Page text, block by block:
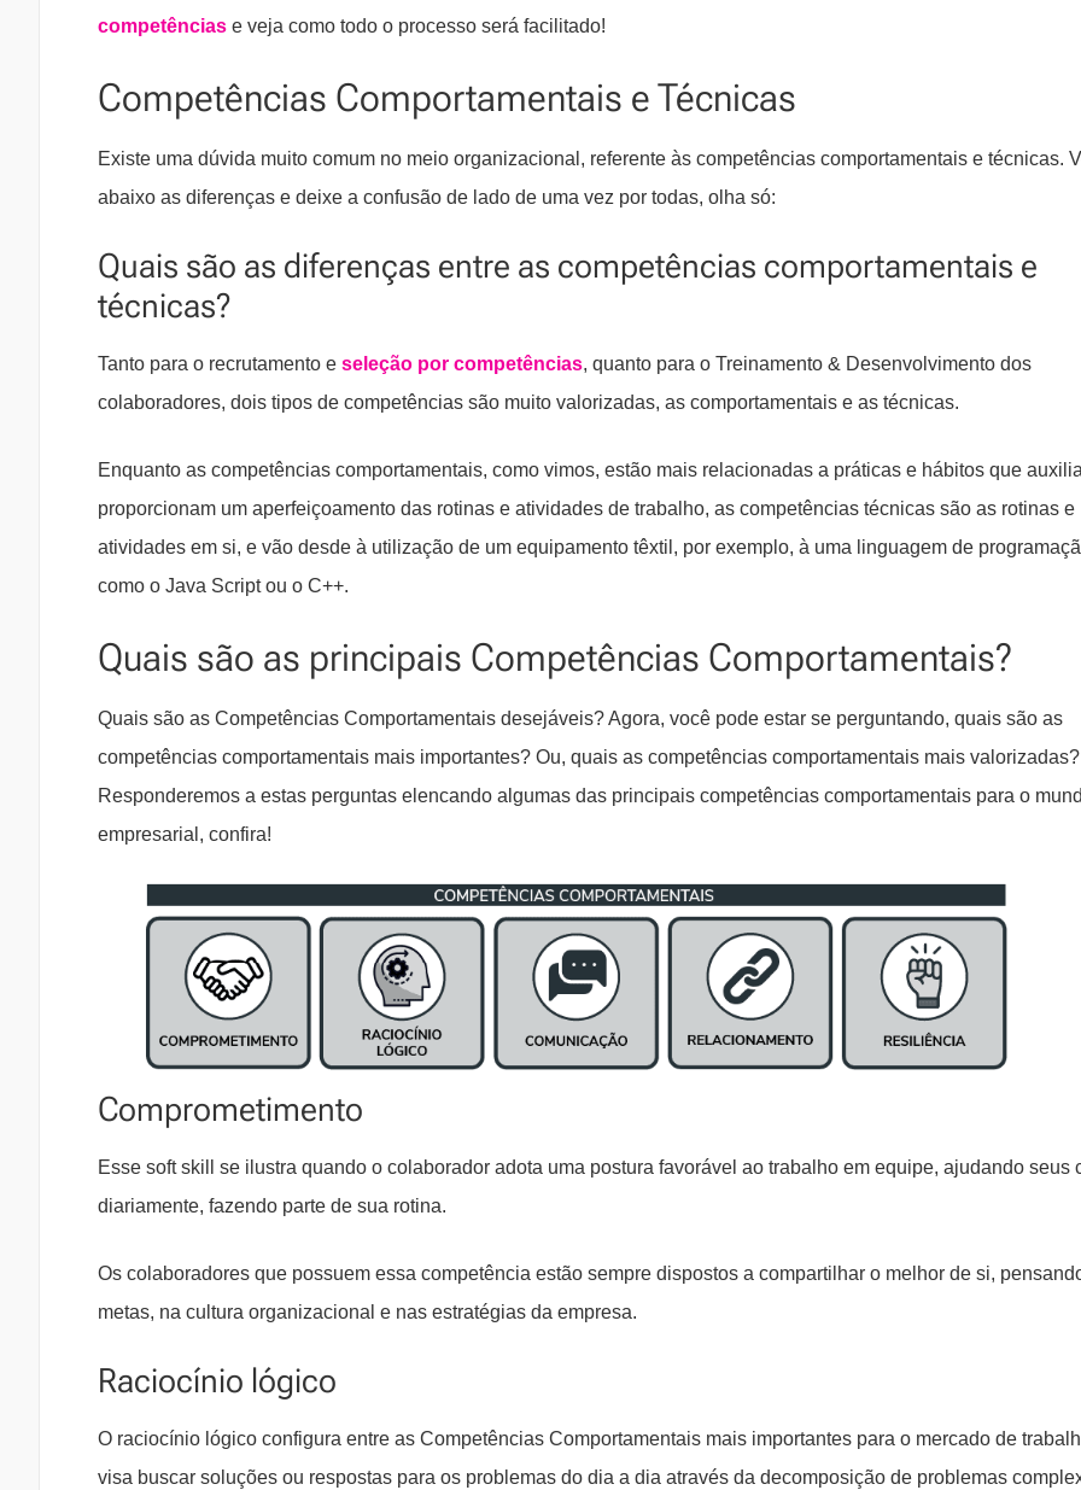
competências e veja como todo o processo será facilitado!
Competências Comportamentais e Técnicas
Existe uma dúvida muito comum no meio organizacional, referente às competências comportamentais e técnicas.
abaixo as diferenças e deixe a confusão de lado de uma vez por todas, olha só:
Quais são as diferenças entre as competências comportamentais e
técnicas?
Tanto para o recrutamento e seleção por competências, quanto para o Treinamento & Desenvolvimento dos
colaboradores, dois tipos de competências são muito valorizadas, as comportamentais e as técnicas.
Enquanto as competências comportamentais, como vimos, estão mais relacionadas a práticas e hábitos que
proporcionam um aperfeiçoamento das rotinas e atividades de trabalho, as competências técnicas são as rotinas e
atividades em si, e vão desde à utilização de um equipamento têxtil, por exemplo, à uma linguagem de
como o Java Script ou o C++.
Quais são as principais Competências Comportamentais?
Quais são as Competências Comportamentais desejáveis? Agora, você pode estar se perguntando, quais são as
competências comportamentais mais importantes? Ou, quais as competências comportamentais mais valorizadas?
Responderemos a estas perguntas elencando algumas das principais competências comportamentais para o
empresarial, confira!
Comprometimento
Esse soft skill se ilustra quando o colaborador adota uma postura favorável ao trabalho em equipe, ajudando seus
diariamente, fazendo parte de sua rotina.
Os colaboradores que possuem essa competência estão sempre dispostos a compartilhar o melhor de si,
metas, na cultura organizacional e nas estratégias da empresa.
Raciocínio lógico
O raciocínio lógico configura entre as Competências Comportamentais mais importantes para o mercado de
visa buscar soluções ou respostas para os problemas do dia a dia através da decomposição de problemas